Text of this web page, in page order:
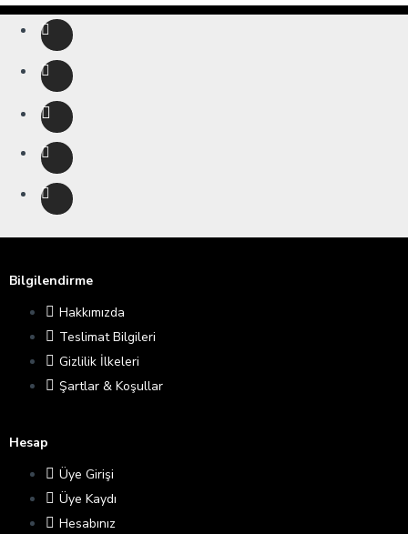
Bilgilendirme
Hakkımızda
Teslimat Bilgileri
Gizlilik İlkeleri
Şartlar & Koşullar
Hesap
Üye Girişi
Üye Kaydı
Hesabınız